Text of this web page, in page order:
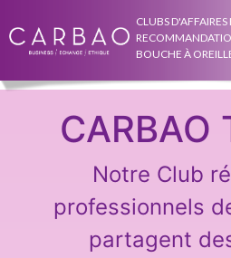
CLUBS D'AFFAIRES
BOUCHE À
CARBAO
Notre Club
professionnels
partagent